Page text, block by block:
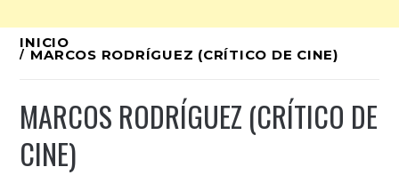
Ir
INICIO
MARCOS RODRÍGUEZ (CRÍTICO DE CINE)
MARCOS RODRÍGUEZ (CRÍTICO DE
CINE)